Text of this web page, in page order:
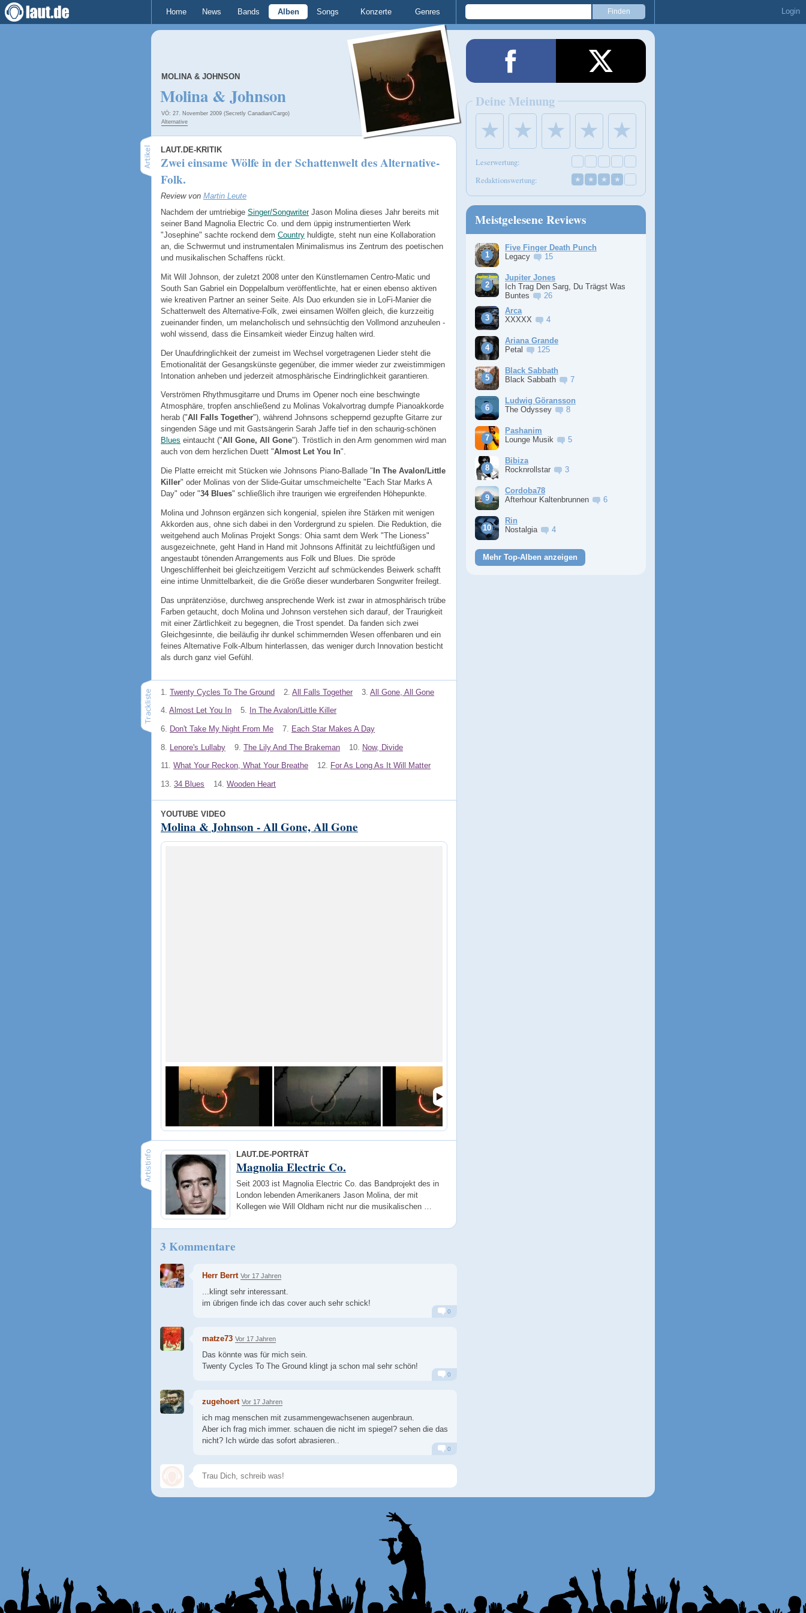
Home News Bands Alben Songs Konzerte Genres Login
MOLINA & JOHNSON
Molina & Johnson
VÖ: 27. November 2009 (Secretly Canadian/Cargo)
Alternative
LAUT.DE-KRITIK
Zwei einsame Wölfe in der Schattenwelt des Alternative-
Folk.
Review von Martin Leute
Nachdem der umtriebige Singer/SongwriterJason Molina dieses Jahr bereits mit
seiner Band Magnolia Electric Co. und dem üppig instrumentierten Werk
"Josephine" sachte rockend dem Country huldigte, steht nun eine Kollaboration
an, die Schwermut und instrumentalen Minimalismus ins Zentrum des poetischen
und musikalischen Schaffens rückt.
Mit Will Johnson, der zuletzt 2008 unter den Künstlernamen Centro-Matic und
South San Gabriel ein Doppelalbum veröffentlichte, hat er einen ebenso aktiven
wie kreativen Partner an seiner Seite. Als Duo erkunden sie in LoFi-Manier die
Schattenwelt des Alternative-Folk, zwei einsamen Wölfen gleich, die kurzzeitig
zueinander finden, um melancholisch und sehnsüchtig den Vollmond anzuheulen -
wohl wissend, dass die Einsamkeit wieder Einzug halten wird.
Der Unaufdringlichkeit der zumeist im Wechsel vorgetragenen Lieder steht die
Emotionalität der Gesangskünste gegenüber, die immer wieder zur zweistimmigen
Intonation anheben und jederzeit atmosphärische Eindringlichkeit garantieren.
Verströmen Rhythmusgitarre und Drums im Opener noch eine beschwingte
Atmosphäre, tropfen anschließend zu Molinas Vokalvortrag dumpfe Pianoakkorde
herab ("All Falls Together"), während Johnsons scheppernd gezupfte Gitarre zur
singenden Säge und mit Gastsängerin Sarah Jaffe tief in den schaurig-schönen
Blues eintaucht ("All Gone, All Gone"). Tröstlich in den Arm genommen wird man
auch von dem herzlichen Duett "Almost Let You In".
Die Platte erreicht mit Stücken wie Johnsons Piano-Ballade " In The Avalon/Little
Killer" oder Molinas von der Slide-Guitar umschmeichelte "Each Star Marks A
Day" oder "34 Blues" schließlich ihre traurigen wie ergreifenden Höhepunkte.
Molina und Johnson ergänzen sich kongenial, spielen ihre Stärken mit wenigen
Akkorden aus, ohne sich dabei in den Vordergrund zu spielen. Die Reduktion, die
weitgehend auch Molinas Projekt Songs: Ohia samt dem Werk "The Lioness"
ausgezeichnete, geht Hand in Hand mit Johnsons Affinität zu leichtfüßigen und
angestaubt tönenden Arrangements aus Folk und Blues. Die spröde
Ungeschliffenheit bei gleichzeitigem Verzicht auf schmückendes Beiwerk schafft
eine intime Unmittelbarkeit, die die Größe dieser wunderbaren Songwriter freilegt.
Das unprätenziöse, durchweg ansprechende Werk ist zwar in atmosphärisch trübe
Farben getaucht, doch Molina und Johnson verstehen sich darauf, der Traurigkeit
mit einer Zärtlichkeit zu begegnen, die Trost spendet. Da fanden sich zwei
Gleichgesinnte, die beiläufig ihr dunkel schimmernden Wesen offenbaren und ein
feines Alternative Folk-Album hinterlassen, das weniger durch Innovation besticht
als durch ganz viel Gefühl.
1. Twenty Cycles To The Ground 2. All Falls Together 3. All Gone, All Gone
4. Almost Let You In 5. In The Avalon/Little Killer
6. Don't Take My Night From Me 7. Each Star Makes A Day
8. Lenore's Lullaby 9. The Lily And The Brakeman 10. Now, Divide
11. What Your Reckon, What Your Breathe 12. For As Long As It Will Matter
13. 34 Blues 14. Wooden Heart
YOUTUBE VIDEO
Molina & Johnson - All Gone, All Gone
LAUT.DE-PORTRÄT
Magnolia Electric Co.
Seit 2003 ist Magnolia Electric Co. das Bandprojekt des in
London lebenden Amerikaners Jason Molina, der mit
Kollegen wie Will Oldham nicht nur die musikalischen …
3 Kommentare
Herr Berrt Vor 17 Jahren
...klingt sehr interessant.
im übrigen finde ich das cover auch sehr schick!
0
matze73 Vor 17 Jahren
Das könnte was für mich sein.
Twenty Cycles To The Ground klingt ja schon mal sehr schön!
0
zugehoert Vor 17 Jahren
ich mag menschen mit zusammengewachsenen augenbraun.
Aber ich frag mich immer. schauen die nicht im spiegel? sehen die das
nicht? Ich würde das sofort abrasieren..
Alarm Antworten
0
Speichern
Deine Meinung
★ ★ ★ ★ ★
Leserwertung:
Redaktionswertung:
★ ★ ★ ★
Meistgelesene Reviews
Five Finger Death Punch
Legacy
15
Jupiter Jones
Ich Trag Den Sarg, Du Trägst Was
Buntes
26
Arca
XXXXX
4
Ariana Grande
Petal
125
Black Sabbath
Black Sabbath
7
Ludwig Göransson
The Odyssey
8
Pashanim
Lounge Musik
5
Bibiza
Rocknrollstar
3
Cordoba78
Afterhour Kaltenbrunnen
6
Rin
Nostalgia
4
Mehr Top-Alben anzeigen